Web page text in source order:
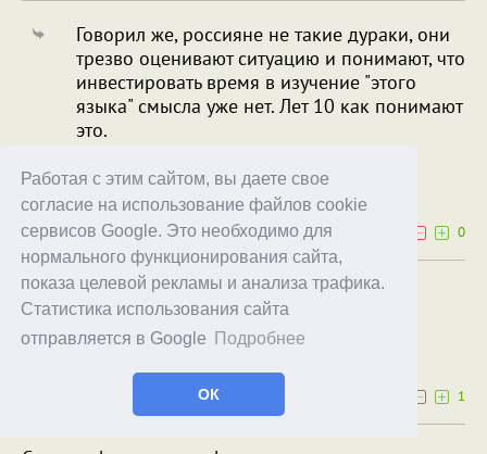
Работая с этим сайтом, вы даете свое
согласие на использование файлов cookie
сервисов Google. Это необходимо для
нормального функционирования сайта,
показа целевой рекламы и анализа трафика.
Статистика использования сайта
отправляется в Google
Подробнее
ОК
Говорил же, россияне не такие дураки, они
трезво оценивают ситуацию и понимают, что
инвестировать время в изучение "этого
языка" смысла уже нет. Лет 10 как понимают
это.
Vinny_The_Poo
0
Должно было быть SiSin dom&sad...
DGNLTD
1